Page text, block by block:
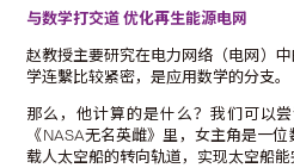
与数学打交道 优化再生能源电网
赵教授主要研究在电力网络（电网）
学连繫比较紧密，是应用数学的分支。
那么，他计算的是什么？我们可以
《NASA无名英雌》里，女主角是一
载人太空船的转向轨道，实现太空船能